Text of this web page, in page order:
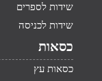
שידות לספרים
שידות לכניסה
כסאות
כסאות עץ